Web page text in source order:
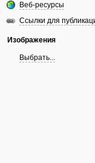
Веб-ресурсы
Ссылки для
Изображения
Выбрать...